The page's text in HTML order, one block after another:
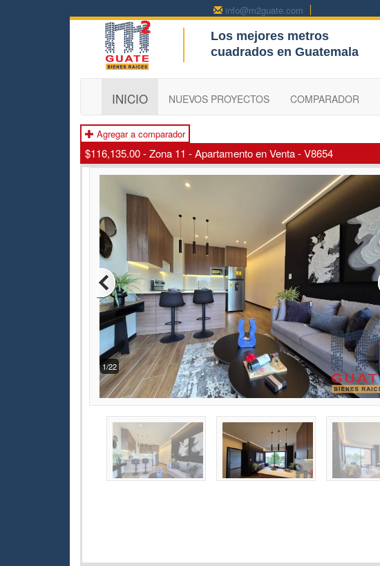
info@m2guate.com
Los mejores metros
cuadrados en Guatemala
INICIO NUEVOS PROYECTOS COMPARADOR
Agregar a comparador
$116,135.00 - Zona 11 - Apartamento en Venta - V8654
2/22